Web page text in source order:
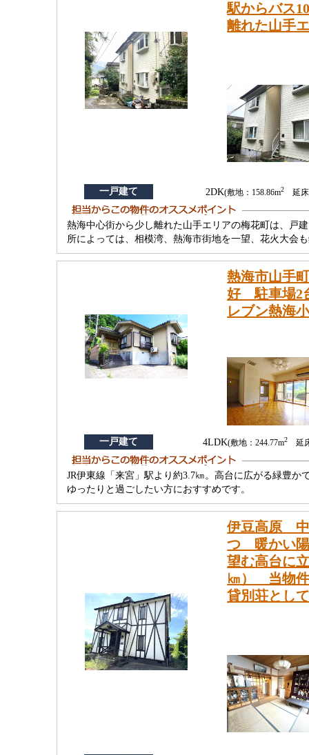
駅からバス
離れた山手
一戸建て 2DK(敷地：158.86m2 延床
熱海中心街から少し離れた山手エリアの梅花町は、戸
所によっては、相模湾、熱海市街地を一望、花火大会
熱海市山手
好 駐車場2
レブン熱海
一戸建て 4LDK(敷地：244.77m2延床
JR伊東線「来宮」駅より約3.7㎞。高台に広がる緑豊
ゆったりと過ごしたい方におすすめです。
伊豆高原
つ 暖かい
望む高台に
㎞） 当物
貸別荘とし